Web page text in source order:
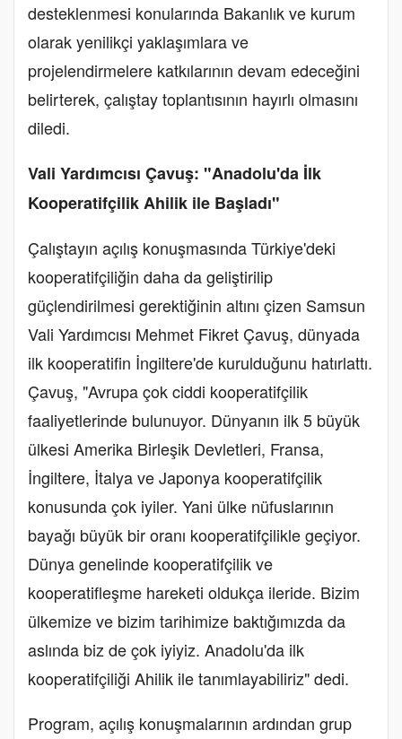
desteklenmesi konularında Bakanlık ve kurum
olarak yenilikçi yaklaşımlara ve
projelendirmelere katkılarının devam edeceğini
belirterek, çalıştay toplantısının hayırlı olmasını
diledi.
Vali Yardımcısı Çavuş: "Anadolu'da İlk
Kooperatifçilik Ahilik ile Başladı"
Çalıştayın açılış konuşmasında Türkiye'deki
kooperatifçiliğin daha da geliştirilip
güçlendirilmesi gerektiğinin altını çizen Samsun
Vali Yardımcısı Mehmet Fikret Çavuş, dünyada
ilk kooperatifin İngiltere'de kurulduğunu hatırlattı.
Çavuş, "Avrupa çok ciddi kooperatifçilik
faaliyetlerinde bulunuyor. Dünyanın ilk 5 büyük
ülkesi Amerika Birleşik Devletleri, Fransa,
İngiltere, İtalya ve Japonya kooperatifçilik
konusunda çok iyiler. Yani ülke nüfuslarının
bayağı büyük bir oranı kooperatifçilikle geçiyor.
Dünya genelinde kooperatifçilik ve
kooperatifleşme hareketi oldukça ileride. Bizim
ülkemize ve bizim tarihimize baktığımızda da
aslında biz de çok iyiyiz. Anadolu'da ilk
kooperatifçiliği Ahilik ile tanımlayabiliriz" dedi.
Program, açılış konuşmalarının ardından grup